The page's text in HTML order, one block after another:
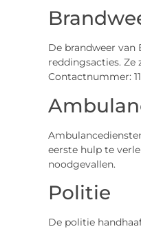
De brandweer
reddingsacties.
Contactnummer:
eerste hulp te
noodgevallen.
Politie
De politie